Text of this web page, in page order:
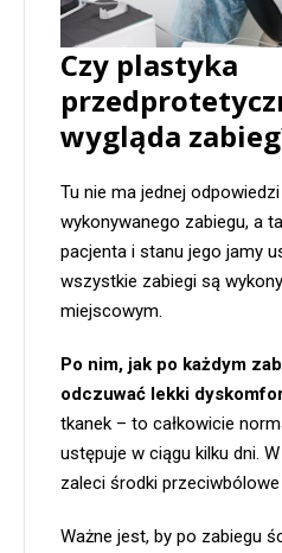
Czy plastyka
wygląda
Tu nie ma jednej
wykonywanego zabiegu, a
pacjenta i stanu jego jamy
wszystkie zabiegi są
miejscowym.
Po nim, jak po każdym
odczuwać lekki
tkanek – to całkowicie
ustępuje w ciągu kilku dni.
zaleci środki przeciwbólowe
Ważne jest, by po zabiegu